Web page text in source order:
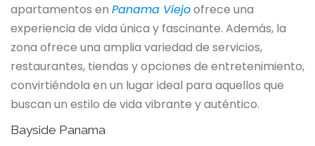
apartamentos en Panama Viejoofrece una
experiencia de vida única y fascinante. Además, la
zona ofrece una amplia variedad de servicios,
restaurantes, tiendas y opciones de entretenimiento,
convirtiéndola en un lugar ideal para aquellos que
buscan un estilo de vida vibrante y auténtico.
Bayside Panama